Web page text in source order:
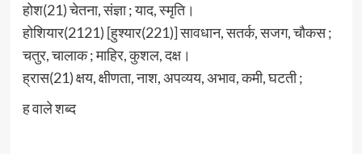
होश(21) चेतना, संज्ञा ; याद, स्मृति।
होशियार(2121) [हुश्यार(221)] सावधान, सतर्क, सजग, चौकस ;
चतुर, चालाक ; माहिर, कुशल, दक्ष।
ह्रास(21) क्षय, क्षीणता, नाश, अपव्यय, अभाव, कमी, घटती ;
ह वाले शब्द